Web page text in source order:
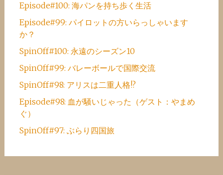
Episode#100: 海パンを持ち歩く生活
Episode#99: パイロットの方いらっしゃいます
か？
SpinOff#100: 永遠のシーズン10
SpinOff#99: バレーボールで国際交流
SpinOff#98: アリスは二重人格!?
Episode#98: 血が騒いじゃった（ゲスト：やまめ
ぐ）
SpinOff#97: ぶらり四国旅